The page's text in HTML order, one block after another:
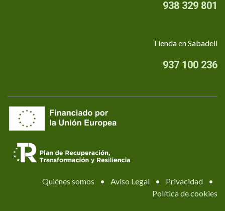
938 329 801
Tienda en Sabadell
937 100 236
Quiénes somos • Aviso Legal • Privacidad
•
Política de cookies